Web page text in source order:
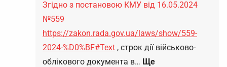
Згідно з постановою КМУ від 16.05.2024
№559
https://zakon.rada.gov.ua/laws/show/559-
2024-%D0%BF#Text , строк дії військово-
облікового документа в… Ще